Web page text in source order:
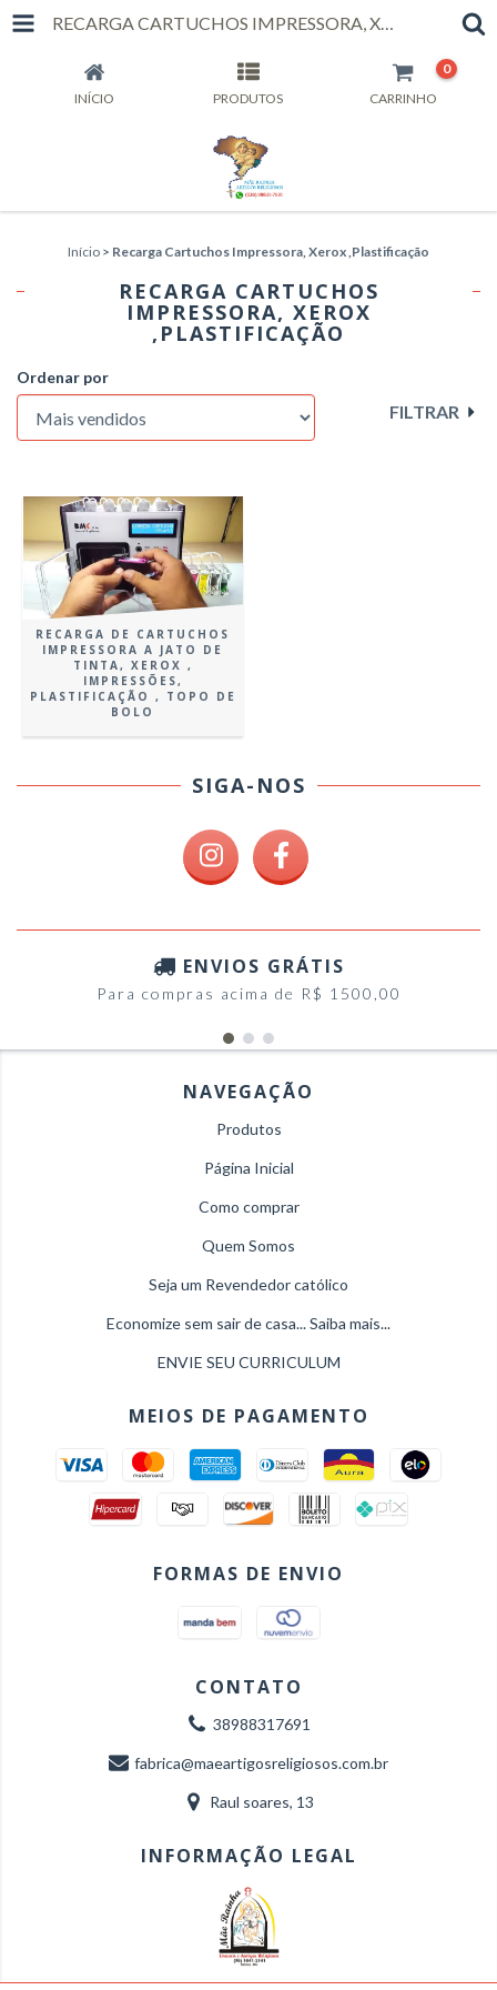
RECARGA CARTUCHOS IMPRESSORA, XEROX ,PLASTIFICAÇÃO
INÍCIO PRODUTOS CARRINHO
0
Início > Recarga Cartuchos Impressora, Xerox ,Plastificação
RECARGA CARTUCHOS
IMPRESSORA, XEROX
,PLASTIFICAÇÃO
Ordenar por
FILTRAR
RECARGA DE CARTUCHOS
IMPRESSORA A JATO DE
TINTA, XEROX ,
IMPRESSÕES,
PLASTIFICAÇÃO , TOPO DE
BOLO
SIGA-NOS
ENVIOS GRÁTIS
Para compras acima de R$ 1500,00
NAVEGAÇÃO
Produtos
Página Inicial
Como comprar
Quem Somos
Seja um Revendedor católico
Economize sem sair de casa... Saiba mais...
ENVIE SEU CURRICULUM
MEIOS DE PAGAMENTO
FORMAS DE ENVIO
CONTATO
38988317691
fabrica@maeartigosreligiosos.com.br
Raul soares, 13
INFORMAÇÃO LEGAL